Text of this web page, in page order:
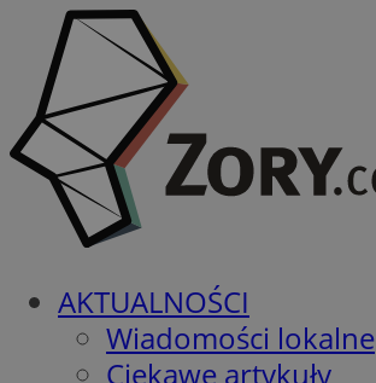
AKTUALNOŚCI
Wiadomości lokalne
Ciekawe artykuły